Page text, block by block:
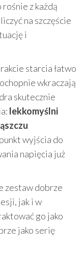
rośnie z każdą
na szczęście
i
starcia łatwo
wkraczają
skutecznie
lekkomyślni
wyjścia do
napięcia już
zestaw dobrze
jak i w
go jako
jako serię